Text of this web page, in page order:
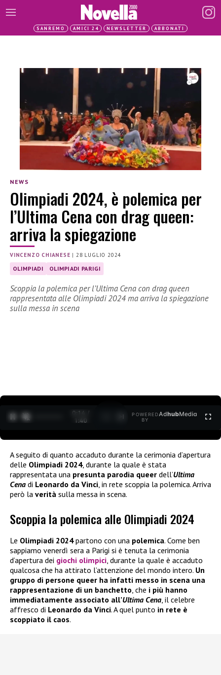
SANREMO AMICI 24 NEWSLETTER ABBONATI
NEWS
Olimpiadi 2024, è polemica per
l’Ultima Cena con drag queen:
arriva la spiegazione
VINCENZO CHIANESE |28 LUGLIO 2024
OLIMPIADI OLIMPIADI PARIGI
Scoppia la polemica per l’Ultima Cena con drag queen
rappresentata alle Olimpiadi 2024 ma arriva la spiegazione
sulla messa in scena
0:15 /
1:40
POWERED
BY
AdhubMedia
A seguito di quanto accaduto durante la cerimonia d’apertura
delle Olimpiadi 2024, durante la quale è stata
rappresentata una presunta parodia queer dell’Ultima
Cena di Leonardo da Vinci , in rete scoppia la polemica. Arriva
però la verità sulla messa in scena.
Scoppia la polemica alle Olimpiadi 2024
Le Olimpiadi 2024partono con una polemica. Come ben
sappiamo venerdì sera a Parigi si è tenuta la cerimonia
d’apertura dei giochi olimpici, durante la quale è accaduto
qualcosa che ha attirato l’attenzione del mondo intero. Un
gruppo di persone queer ha infatti messo in scena una
rappresentazione di un banchetto, che i più hanno
immediatamente associato all’Ultima Cena, il celebre
affresco di Leonardo da Vinci. A quel punto in rete è
scoppiato il caos.